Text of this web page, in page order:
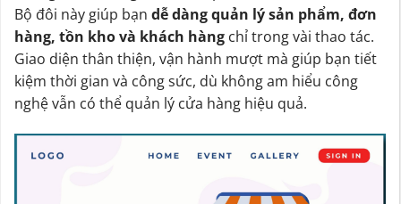
Bộ đôi này giúp bạn dễ dàng quản lý sản phẩm, đơn
hàng, tồn kho và khách hàng chỉ trong vài thao tác.
Giao diện thân thiện, vận hành mượt mà giúp bạn tiết
kiệm thời gian và công sức, dù không am hiểu công
nghệ vẫn có thể quản lý cửa hàng hiệu quả.